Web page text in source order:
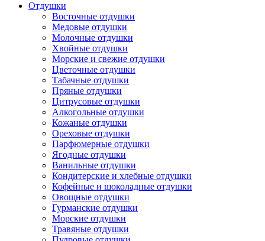
Отдушки
Восточные отдушки
Медовые отдушки
Молочные отдушки
Хвойные отдушки
Морские и свежие отдушки
Цветочные отдушки
Табачные отдушки
Пряные отдушки
Цитрусовые отдушки
Алкогольные отдушки
Кожаные отдушки
Ореховые отдушки
Парфюмерные отдушки
Ягодные отдушки
Ванильные отдушки
Кондитерские и хлебные отдушки
Кофейные и шоколадные отдушки
Овощные отдушки
Гурманские отдушки
Морские отдушки
Травяные отдушки